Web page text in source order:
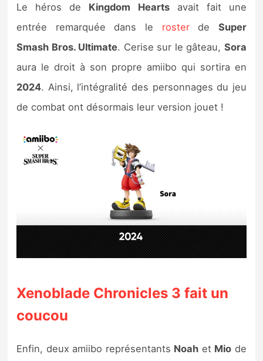
Le héros de Kingdom Heartsavait fait une
entrée remarquée dans le rosterde Super
Smash Bros. Ultimate. Cerise sur le gâteau, Sora
aura le droit à son propre amiibo qui sortira en
2024. Ainsi, l’intégralité des personnages du jeu
de combat ont désormais leur version jouet !
Xenoblade Chronicles 3 fait un
coucou
Enfin, deux amiibo représentants Noah et Mio de